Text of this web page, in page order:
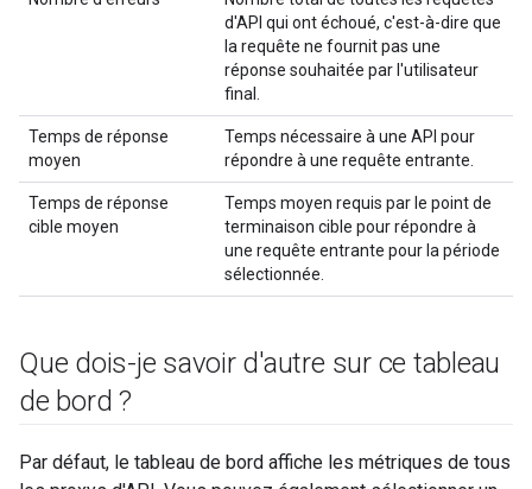
d'API qui ont échoué, c'est-à-dire que
la requête ne fournit pas une
réponse souhaitée par l'utilisateur
final.
Temps de réponse
moyen
Temps nécessaire à une API pour
répondre à une requête entrante.
Temps de réponse
cible moyen
Temps moyen requis par le point de
terminaison cible pour répondre à
une requête entrante pour la période
sélectionnée.
Que dois-je savoir d'autre sur ce tableau
de bord ?
Par défaut, le tableau de bord affiche les métriques de tous